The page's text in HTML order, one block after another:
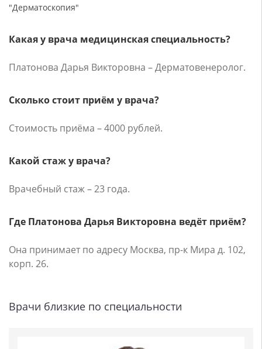
"Дерматоскопия"
Какая у врача медицинская специальность?
Платонова Дарья Викторовна – Дерматовенеролог.
Сколько стоит приём у врача?
Стоимость приёма – 4000 рублей.
Какой стаж у врача?
Врачебный стаж – 23 года.
Где Платонова Дарья Викторовна ведёт приём?
Она принимает по адресу Москва, пр-к Мира д. 102,
корп. 26.
Врачи близкие по специальности